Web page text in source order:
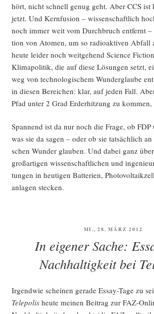
hört, nicht schnell genug geht. Aber CCS ist
jetzt. Und Kern­fu­si­on – wis­sen­schaft­lich
noch immer weit vom Durch­bruch ent­fernt
ti­on von Ato­men, um so radio­ak­ti­ven Abfall
heu­te lei­der noch weit­ge­hend Sci­ence
Kli­ma­po­li­tik, die auf die­se Lösun­gen setzt,
weg von tech­no­lo­gi­schem Wun­der­glau­be
in die­sen Berei­chen: klar, auf jeden Fall.
Pfad unter 2 Grad Erd­er­hit­zung zu
Span­nend ist da nur noch die Fra­ge, ob
was sie da sagen – oder ob sie tat­säch­lich
schen Wun­der glau­ben. Und dabei ganz
groß­ar­ti­gen wis­sen­schaft­li­chen und
tun­gen in heu­ti­gen Bat­te­rien,
an­la­gen stecken.
VERÖFFENTLICHT
MI., 28. MÄRZ 2012
In eigener Sache:
Nachhaltigkeit bei
Irgend­wie schei­nen gera­de Essay-Tage zu
Tele­po­lisheu­te mei­nen Bei­trag zur FAZ-